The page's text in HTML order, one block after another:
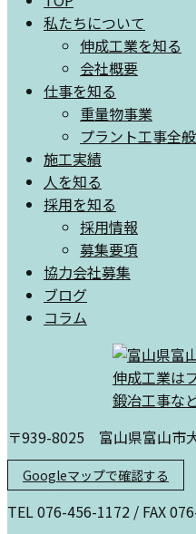
私たちについて
伸成工業を知る
会社概要
仕事を知る
重量物事業
プラント工事全般
施工実績
人を知る
採用を知る
採用情報
募集要項
協力会社募集
ブログ
コラム
〒939-8025 富山県富山市
Googleマップで確認する
TEL 076-456-1172 / FAX